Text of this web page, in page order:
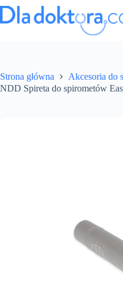
Strona główna
Akcesoria do
NDD Spireta do spirometów